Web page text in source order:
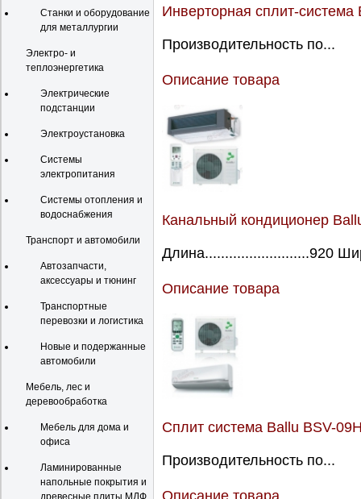
Станки и оборудование
для металлургии
Электро- и
теплоэнергетика
Электрические
подстанции
Электроустановка
Системы
электропитания
Системы отопления и
водоснабжения
Транспорт и автомобили
Автозапчасти,
аксессуары и тюнинг
Транспортные
перевозки и логистика
Новые и подержанные
автомобили
Мебель, лес и
деревообработка
Мебель для дома и
офиса
Ламинированные
напольные покрытия и
древесные плиты МДФ,
Инверторная сплит-
Производительность по...
Описание товара
Канальный кондиционер
Длина..........................920
Описание товара
Сплит система Ballu BSV-
Производительность по...